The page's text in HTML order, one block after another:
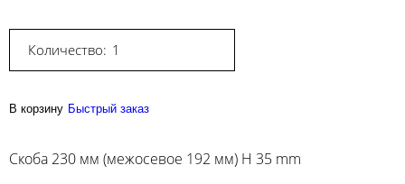
Количество:
В корзину Быстрый заказ
Скоба 230 мм (межосевое 192 мм) H 35 mm